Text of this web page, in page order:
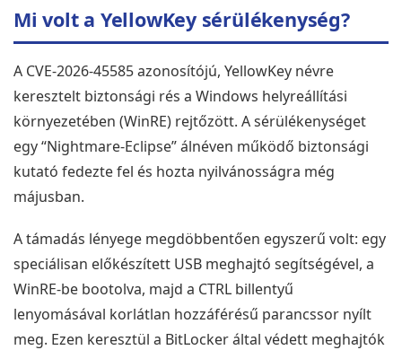
Mi volt a YellowKey sérülékenység?
A CVE-2026-45585 azonosítójú, YellowKey névre
keresztelt biztonsági rés a Windows helyreállítási
környezetében (WinRE) rejtőzött. A sérülékenységet
egy “Nightmare-Eclipse” álnéven működő biztonsági
kutató fedezte fel és hozta nyilvánosságra még
májusban.
A támadás lényege megdöbbentően egyszerű volt: egy
speciálisan előkészített USB meghajtó segítségével, a
WinRE-be bootolva, majd a CTRL billentyű
lenyomásával korlátlan hozzáférésű parancssor nyílt
meg. Ezen keresztül a BitLocker által védett meghajtók
a
Mint mindig gyors kiszolgálás.
venni.
Zsolt Szálkai
2026-05-01
Minden